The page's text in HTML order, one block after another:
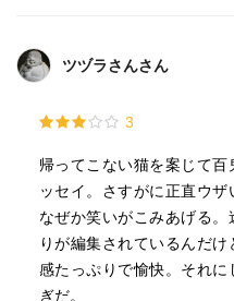
ツヅラさんさん
3
帰ってこない猫を案じて
ッセイ。さすがに正直ウ
なぜか笑いがこみあげる
りが編集されているんだけ
感たっぷりで愉快。それ
ぎだ。